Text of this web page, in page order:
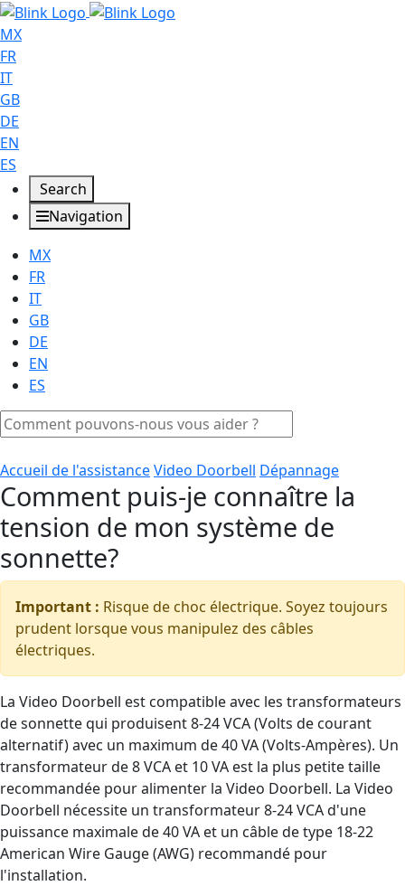
MX
FR
IT
GB
DE
EN
ES
Search
Navigation
MX
FR
IT
GB
DE
EN
ES
Accueil de l'assistanceVideo Doorbell Dépannage
Comment puis-je connaître la
tension de mon système de
sonnette?
Important : Risque de choc électrique. Soyez toujours
prudent lorsque vous manipulez des câbles
électriques.
La Video Doorbell est compatible avec les transformateurs
de sonnette qui produisent 8-24 VCA (Volts de courant
alternatif) avec un maximum de 40 VA (Volts-Ampères). Un
transformateur de 8 VCA et 10 VA est la plus petite taille
recommandée pour alimenter la Video Doorbell. La Video
Doorbell nécessite un transformateur 8-24 VCA d'une
puissance maximale de 40 VA et un câble de type 18-22
American Wire Gauge (AWG) recommandé pour
l'installation.